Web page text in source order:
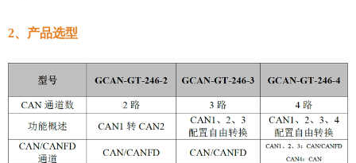
2、产品选型